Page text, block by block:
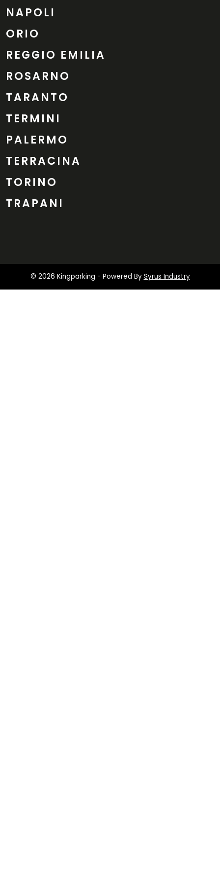
NAPOLI
ORIO
REGGIO EMILIA
ROSARNO
TARANTO
TERMINI
PALERMO
TERRACINA
TORINO
TRAPANI
© 2026 Kingparking - Powered By Syrus Industry